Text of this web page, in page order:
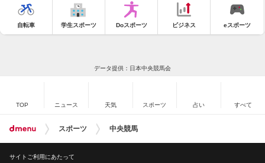
自転車 学生スポーツ Doスポーツ ビジネス eスポーツ
データ提供：日本中央競馬会
TOP ニュース 天気 スポーツ 占い すべて
スポーツ 中央競馬
サイトご利用にあたって